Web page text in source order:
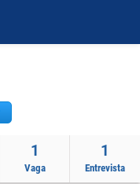
1
Vaga
1
Entrevista